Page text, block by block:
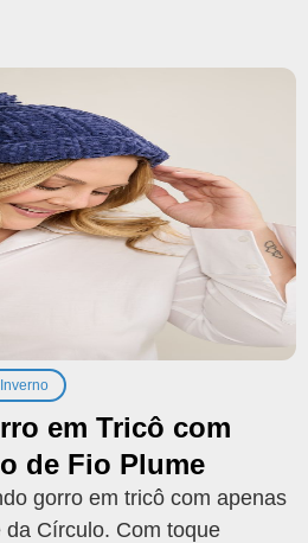
em Tricô com
de Fio Plume
gorro em tricô com apenas
Círculo. Com toque